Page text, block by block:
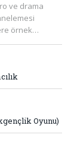
ve drama
örnek…
Oyunu)